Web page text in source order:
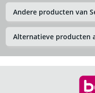
Andere producten van
Alternatieve producten